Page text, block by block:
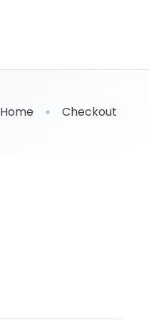
Home Checkout